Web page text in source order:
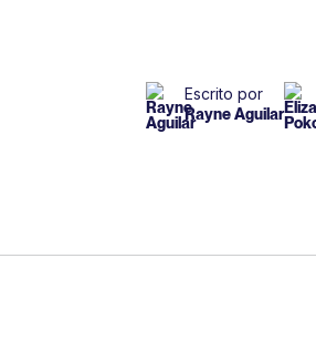
Escrito por
Rayne Aguilar